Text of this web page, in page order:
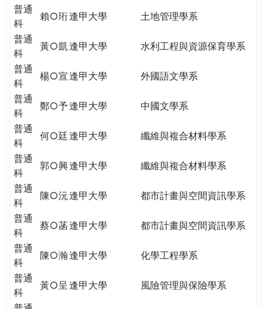
普通
科
賴○珩逢甲大學
土地管理學系
普通
科
黃○凱逢甲大學
水利工程與資源保育學系
普通
科
楊○宣逢甲大學
外國語文學系
普通
科
鄭○予逢甲大學
中國文學系
普通
科
何○廷逢甲大學
纖維與複合材料學系
普通
科
郭○興逢甲大學
纖維與複合材料學系
普通
科
陳○沅逢甲大學
都市計畫與空間資訊學系
普通
科
蔡○菡逢甲大學
都市計畫與空間資訊學系
普通
科
陳○瀚逢甲大學
化學工程學系
普通
科
黃○呈 逢甲大學
風險管理與保險學系